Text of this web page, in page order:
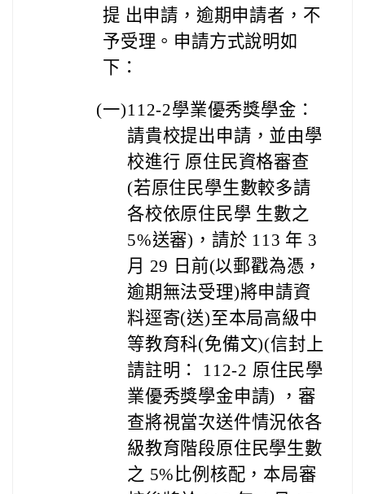
提 出申請，逾期申請者，不
予受理。申請方式說明如
下：
(一)112-2學業優秀獎學金：
請貴校提出申請，並由學
校進行 原住民資格審查
(若原住民學生數較多請
各校依原住民學 生數之
5%送審)，請於 113 年 3
月 29 日前(以郵戳為憑，
逾期無法受理)將申請資
料逕寄(送)至本局高級中
等教育科(免備文)(信封上
請註明： 112-2 原住民學
業優秀獎學金申請) ，審
查將視當次送件情況依各
級教育階段原住民學生數
之 5%比例核配，本局審